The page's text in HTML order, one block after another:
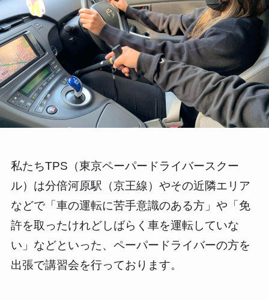
私たちTPS（東京ペーパードライバースクー
ル）は分倍河原駅（京王線）やその近隣エリア
などで「車の運転に苦手意識のある方」や「免
許を取ったけれどしばらく車を運転していな
い」などといった、ペーパードライバーの方を
出張で講習会を行っております。